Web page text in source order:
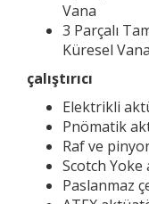
Vana
3 Parçalı
Küresel Vana
çalıştırıcı
Elektrikli
Pnömatik
Raf ve
Scotch
Paslanmaz